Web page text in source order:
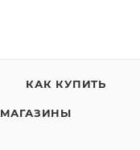
КАК КУПИТЬ
МАГАЗИНЫ